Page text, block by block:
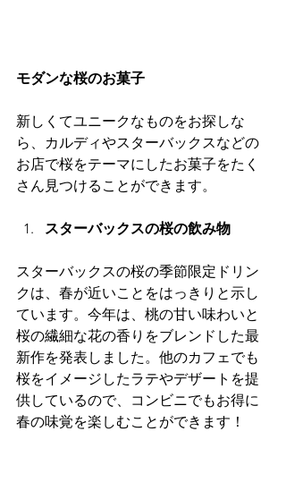
モダンな桜のお菓子
新しくてユニークなものをお探しな
ら、カルディやスターバックスなどの
お店で桜をテーマにしたお菓子をたく
さん見つけることができます。
スターバックスの桜の飲み物
スターバックスの桜の季節限定ドリン
クは、春が近いことをはっきりと示し
ています。今年は、桃の甘い味わいと
桜の繊細な花の香りをブレンドした最
新作を発表しました。他のカフェでも
桜をイメージしたラテやデザートを提
供しているので、コンビニでもお得に
春の味覚を楽しむことができます！